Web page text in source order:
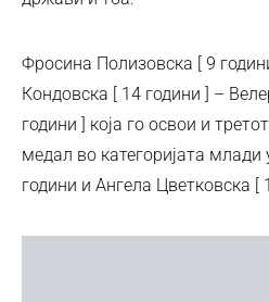
Фросина Полизовска [ 9
Кондовска [ 14 години ] –
години ] која го освои и
медал во категоријата
години и Ангела Цветковска [